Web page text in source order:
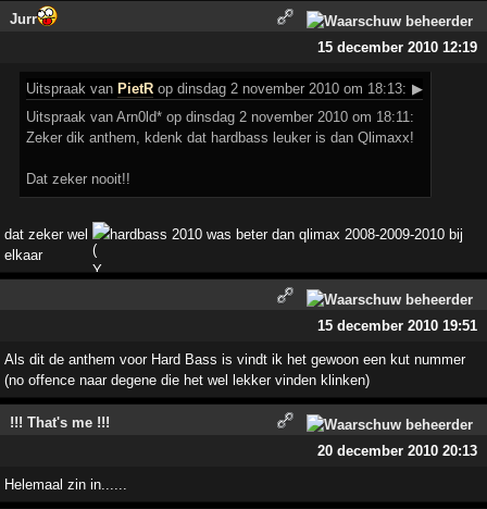
Jurr
15 december 2010 12:19
Uitspraak van PietR op dinsdag 2 november 2010 om 18:13: ▶
Uitspraak van Arn0ld* op dinsdag 2 november 2010 om 18:11:
Zeker dik anthem, kdenk dat hardbass leuker is dan Qlimaxx!
Dat zeker nooit!!
dat zeker wel
hardbass 2010 was beter dan qlimax 2008-2009-2010 bij
elkaar
15 december 2010 19:51
Als dit de anthem voor Hard Bass is vindt ik het gewoon een kut nummer
(no offence naar degene die het wel lekker vinden klinken)
!!! That's me !!!
20 december 2010 20:13
Helemaal zin in......